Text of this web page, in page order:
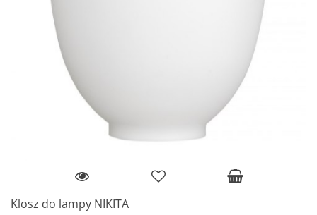
Klosz do lampy NIKITA